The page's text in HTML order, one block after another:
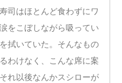
司はほとんど食わずにワ
をこぼしながら吸ってい
拭いていた。そんなもの
わけなく、こんな席に案
れ以後なんかスシローが